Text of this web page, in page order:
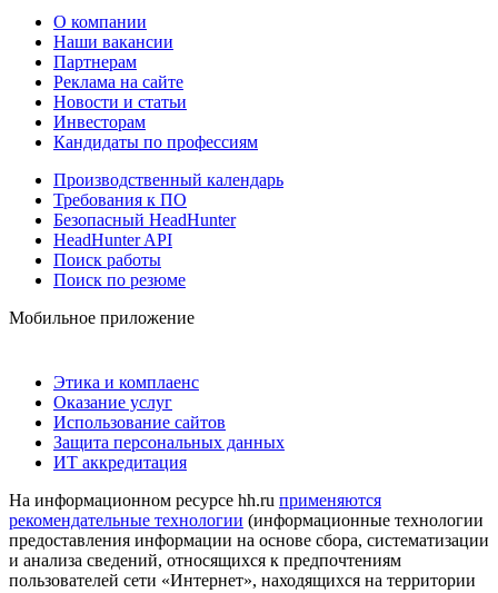
О компании
Наши вакансии
Партнерам
Реклама на сайте
Новости и статьи
Инвесторам
Кандидаты по профессиям
Производственный календарь
Требования к ПО
Безопасный HeadHunter
HeadHunter API
Поиск работы
Поиск по резюме
Мобильное приложение
Этика и комплаенс
Оказание услуг
Использование сайтов
Защита персональных данных
ИТ аккредитация
На информационном ресурсе hh.ru применяются
рекомендательные технологии (информационные технологии
предоставления информации на основе сбора, систематизации
и анализа сведений, относящихся к предпочтениям
пользователей сети «Интернет», находящихся на территории